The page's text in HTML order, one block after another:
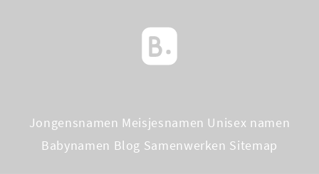
Jongensnamen Meisjesnamen Unisex namen
Babynamen Blog Samenwerken Sitemap